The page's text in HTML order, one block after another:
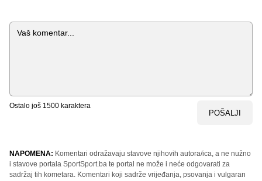
Komentar
Ostalo još 1500 karaktera
POŠALJI
NAPOMENA: Komentari odražavaju stavove njihovih autora/ica, a ne nužno
i stavove portala SportSport.ba te portal ne može i neće odgovarati za
sadržaj tih kometara. Komentari koji sadrže vrijeđanja, psovanja i vulgaran